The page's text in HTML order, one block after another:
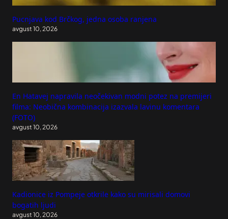
Pucnjava kod Brčkog, jedna osoba ranjena
avgust 10, 2026
En Hatavej napravila neočekivan modni potez na premijeri
filma: Neobična kombinacija izazvala lavinu komentara
(FOTO)
avgust 10, 2026
Kadionice iz Pompeje otkrile kako su mirisali domovi
bogatih ljudi
avgust 10, 2026